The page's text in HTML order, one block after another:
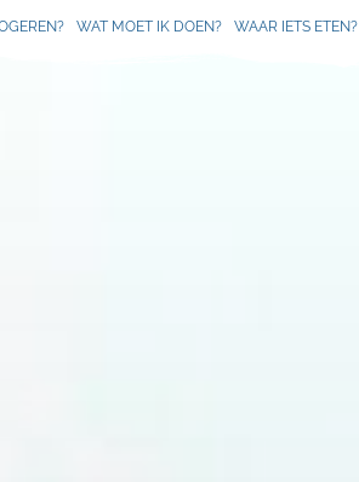
WAT MOET IK DOEN? WAAR IETS ETEN?